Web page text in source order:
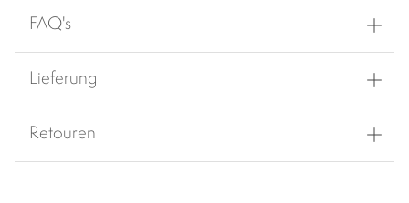
FAQ's
Lieferung
Retouren